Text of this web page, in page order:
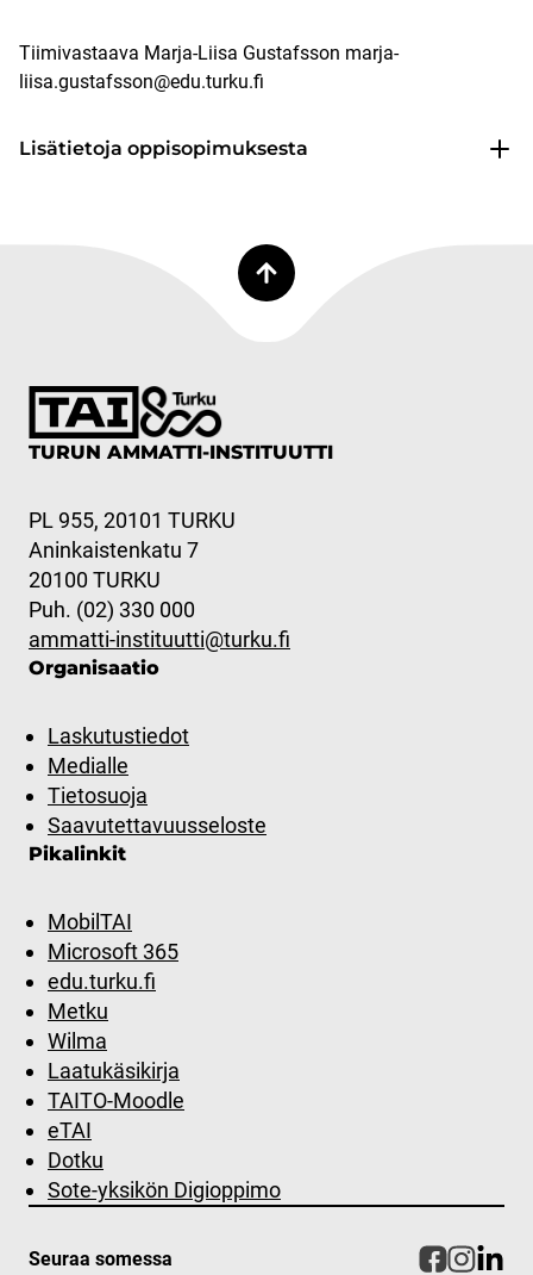
Tiimivastaava Marja-Liisa Gustafsson marja-
liisa.gustafsson@edu.turku.fi
Lisätietoja oppisopimuksesta
TURUN AMMATTI-INSTITUUTTI
PL 955, 20101 TURKU
Aninkaistenkatu 7
20100 TURKU
Puh. (02) 330 000
ammatti-instituutti@turku.fi
Organisaatio
Laskutustiedot
Medialle
Tietosuoja
Saavutettavuusseloste
Pikalinkit
MobilTAI
Microsoft 365
edu.turku.fi
Metku
Wilma
Laatukäsikirja
TAITO-Moodle
eTAI
Dotku
Sote-yksikön Digioppimo
Seuraa somessa